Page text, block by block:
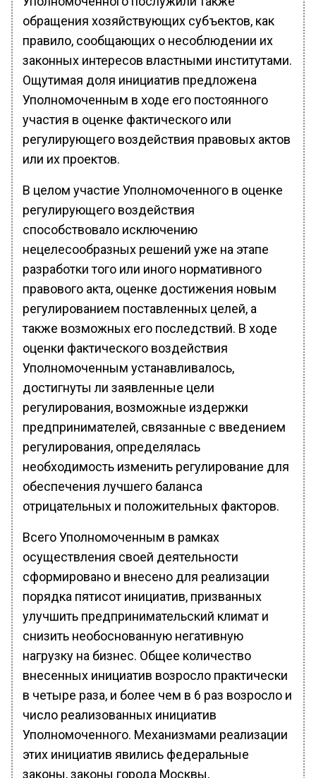
обращения хозяйствующих субъектов, как
правило, сообщающих о несоблюдении их
законных интересов властными институтами.
Ощутимая доля инициатив предложена
Уполномоченным в ходе его постоянного
участия в оценке фактического или
регулирующего воздействия правовых актов
или их проектов.
В целом участие Уполномоченного в оценке
регулирующего воздействия
способствовало исключению
нецелесообразных решений уже на этапе
разработки того или иного нормативного
правового акта, оценке достижения новым
регулированием поставленных целей, а
также возможных его последствий. В ходе
оценки фактического воздействия
Уполномоченным устанавливалось,
достигнуты ли заявленные цели
регулирования, возможные издержки
предпринимателей, связанные с введением
регулирования, определялась
необходимость изменить регулирование для
обеспечения лучшего баланса
отрицательных и положительных факторов.
Всего Уполномоченным в рамках
осуществления своей деятельности
сформировано и внесено для реализации
порядка пятисот инициатив, призванных
улучшить предпринимательский климат и
снизить необоснованную негативную
нагрузку на бизнес. Общее количество
внесенных инициатив возросло практически
в четыре раза, и более чем в 6 раз возросло и
число реализованных инициатив
Уполномоченного. Механизмами реализации
этих инициатив явились федеральные
законы, законы города Москвы,